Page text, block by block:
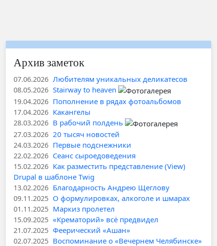
Архив заметок
07.06.2026 Любителям уникальных деликатесов
08.05.2026 Stairway to heaven
19.04.2026 Пополнение в рядах фотоальбомов
17.04.2026 Какангелы
28.03.2026 В рабочий полдень
27.03.2026 20 тысяч новостей
24.03.2026 Первые подснежники
22.02.2026 Сеанс сыроедоведения
15.02.2026 Как разместить представление (View)
Drupal в шаблоне Twig
13.02.2026 Благодарность Андрею Щеглову
09.11.2025 О формулировках, алкоголе и шмарах
01.11.2025 Маркиз пролетел
15.09.2025 «Крематорий» всё предвидел
21.07.2025 Феерический «Ашан»
02.07.2025 Воспоминание о «Вечернем Челябинске»